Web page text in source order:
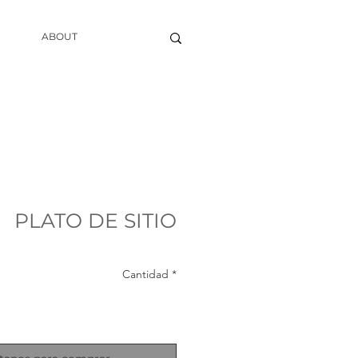
ABOUT
PLATO DE SITIO
Cantidad *